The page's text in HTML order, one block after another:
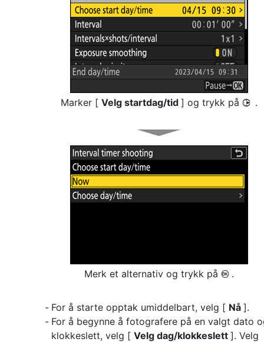
Marker [ Velg startdag/tid ] og trykk på 2 .
Merk et alternativ og trykk på J .
For å starte opptak umiddelbart, velg [ Nå ].
For å begynne å fotografere på en valgt dato
klokkeslett, velg [ Velg dag/klokkeslett ]. Velg